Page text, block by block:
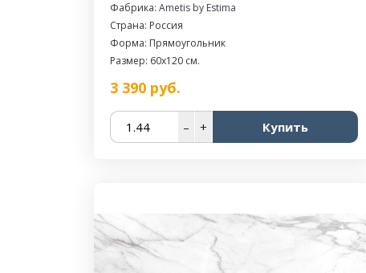
Фабрика: Ametis by Estima
Страна: Россия
Форма: Прямоугольник
Размер: 60x120 см.
3 390 руб.
– + Купить